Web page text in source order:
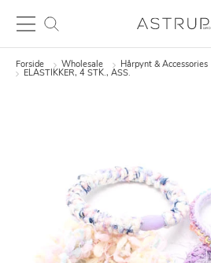
Forside Wholesale Hårpynt & Accessories
ELASTIKKER, 4 STK., ASS.